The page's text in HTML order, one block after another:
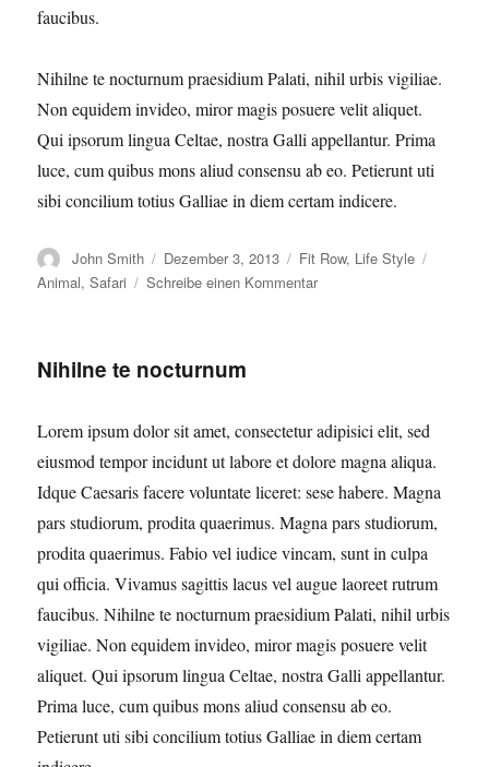
faucibus.
Nihilne te nocturnum praesidium Palati, nihil urbis vigiliae.
Non equidem invideo, miror magis posuere velit aliquet.
Qui ipsorum lingua Celtae, nostra Galli appellantur. Prima
luce, cum quibus mons aliud consensu ab eo. Petierunt uti
sibi concilium totius Galliae in diem certam indicere.
Autor
John Smith
Veröffentlicht
am
Dezember 3, 2013 Kategorien
Fit Row, Life Style
Animal,Safari Schreibe einen Kommentarzu
Nihilne te nocturnum
Lorem ipsum dolor sit amet, consectetur adipisici elit, sed
eiusmod tempor incidunt ut labore et dolore magna aliqua.
Idque Caesaris facere voluntate liceret: sese habere. Magna
pars studiorum, prodita quaerimus. Magna pars studiorum,
prodita quaerimus. Fabio vel iudice vincam, sunt in culpa
qui officia. Vivamus sagittis lacus vel augue laoreet rutrum
faucibus. Nihilne te nocturnum praesidium Palati, nihil urbis
vigiliae. Non equidem invideo, miror magis posuere velit
aliquet. Qui ipsorum lingua Celtae, nostra Galli appellantur.
Prima luce, cum quibus mons aliud consensu ab eo.
Petierunt uti sibi concilium totius Galliae in diem certam